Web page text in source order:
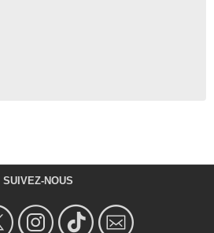
SUIVEZ-NOUS